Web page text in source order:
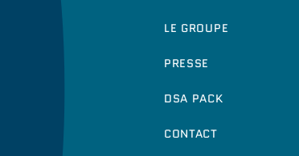
LE GROUPE
PRESSE
DSA PACK
CONTACT